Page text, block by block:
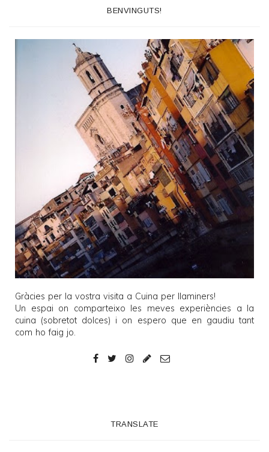
BENVINGUTS!
Gràcies per la vostra visita a Cuina per llaminers!
Un espai on comparteixo les meves experiències a la
cuina (sobretot dolces) i on espero que en gaudiu tant
com ho faig jo.
TRANSLATE